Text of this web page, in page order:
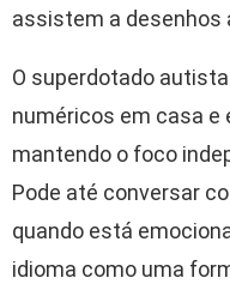
assistem a desenhos
O superdotado
numéricos em casa
mantendo o foco
Pode até conversar
quando está
idioma como uma